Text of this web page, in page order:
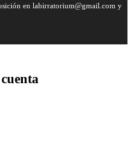
en labirratorium@gmail.com y